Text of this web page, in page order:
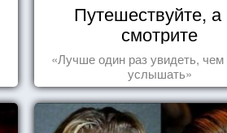
Путешествуйте, а
смотрите
«Лучше один раз увидеть, чем
услышать»